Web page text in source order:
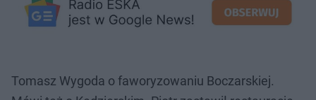
Tomasz Wygoda o faworyzowaniu Boczarskiej.